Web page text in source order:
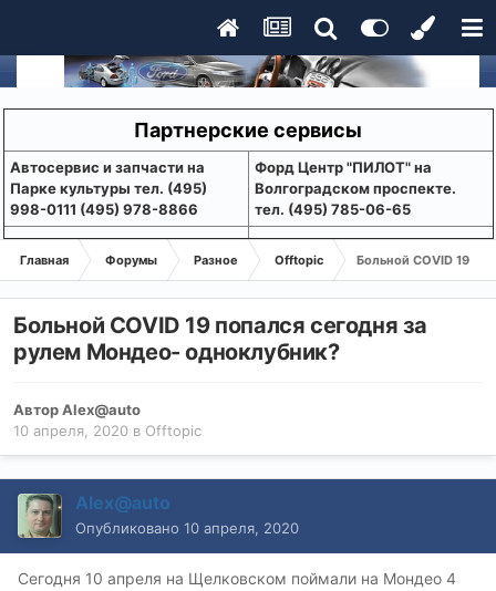
Партнерские сервисы
Aвтосервис и запчасти на
Парке культуры тел. (495)
998-0111 (495) 978-8866
Форд Центр "ПИЛОТ" на
Волгоградском проспекте.
тел. (495) 785-06-65
Главная Форумы Разное Offtopic Больной COVID 19
Больной COVID 19 попался сегодня за
рулем Мондео- одноклубник?
АвторAlex@auto
10 апреля, 2020 в Offtopic
Alex@auto
Опубликовано 10 апреля, 2020
Сегодня 10 апреля на Щелковском поймали на Мондео 4